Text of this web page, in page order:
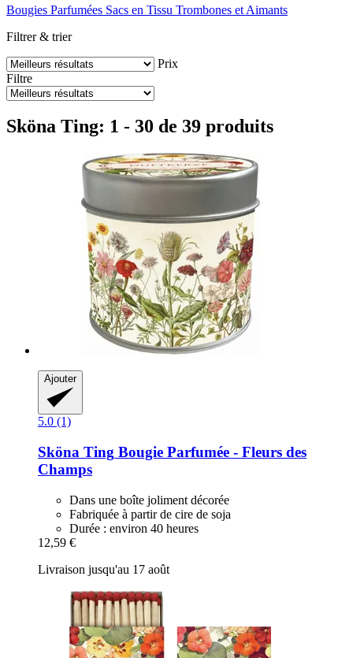
Bougies Parfumées Sacs en Tissu Trombones et Aimants
Filtrer & trier
Prix
Filtre
Sköna Ting: 1 - 30 de 39 produits
Ajouter
5.0 (1)
Sköna Ting Bougie Parfumée -​ Fleurs des
Champs
Dans une boîte joliment décorée
Fabriquée à partir de cire de soja
Durée : environ 40 heures
12,59 €
Livraison jusqu'au 17 août